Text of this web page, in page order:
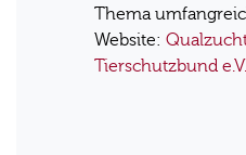
Thema
Website:
Tierschutzbund e.V.